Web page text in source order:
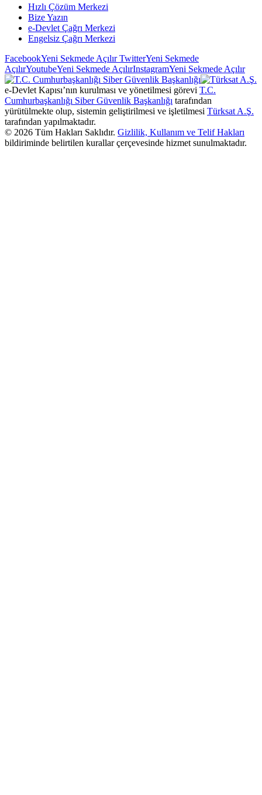
Hızlı Çözüm Merkezi
Bize Yazın
e-Devlet Çağrı Merkezi
Engelsiz Çağrı Merkezi
FacebookYeni Sekmede AçılırTwitterYeni Sekmede
AçılırYoutubeYeni Sekmede AçılırInstagramYeni Sekmede Açılır
e-Devlet Kapısı’nın kurulması ve yönetilmesi görevi T.C.
Cumhurbaşkanlığı Siber Güvenlik Başkanlığı tarafından
yürütülmekte olup, sistemin geliştirilmesi ve işletilmesi Türksat A.Ş.
tarafından yapılmaktadır.
© 2026 Tüm Hakları Saklıdır. Gizlilik, Kullanım ve Telif Hakları
bildiriminde belirtilen kurallar çerçevesinde hizmet sunulmaktadır.